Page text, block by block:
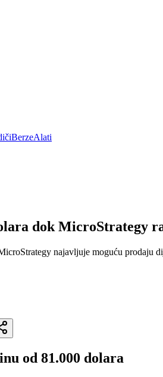
BerzeAlati
dok MicroStrategy
najavljuje moguću prodaju
od 81.000 dolara